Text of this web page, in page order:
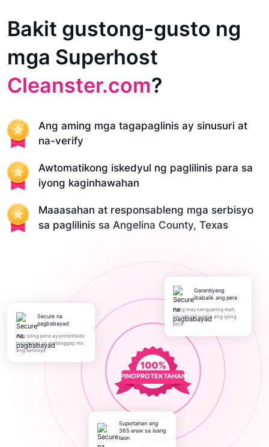
Bakit gustong-gusto ng
mga Superhost
Cleanster.com?
Ang aming mga tagapaglinis ay sinusuri at
na-verify
Awtomatikong iskedyul ng paglilinis para sa
iyong kaginhawahan
Maaasahan at responsableng mga serbisyo
sa paglilinis sa Angelina County, Texas
PINOPROTEKTAHAN
Secure na
pagbabayad
Ang iyong pera ay protektado
hanggang sa matanggap mo
ang serbisyo
Garantiyang
ibabalik ang pera
Kung may nangyaring mali,
ire-refund namin ang iyong
pera
Suportahan ang
365 araw sa isang
taon